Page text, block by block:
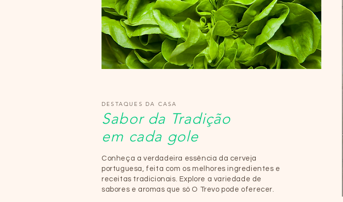
DESTAQUES DA CASA
Sabor da Tradição
em cada gole
Conheça a verdadeira essência da cerveja
portuguesa, feita com os melhores ingredientes e
receitas tradicionais. Explore a variedade de
sabores e aromas que só O Trevo pode oferecer.